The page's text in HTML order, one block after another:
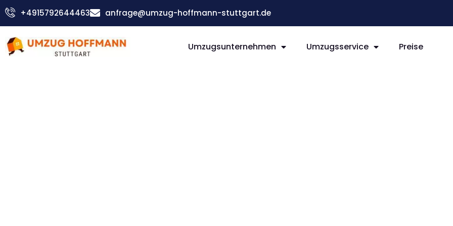
Zum
Inhalt
+4915792644463 anfrage@umzug-hoffmann-stuttgart.de
Umzugsunternehmen Umzugsservice Preise